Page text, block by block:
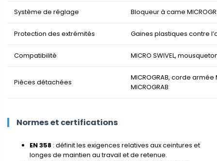
Système de réglage Bloqueur à came
Protection des extrémités Gaines plastiques contre
Compatibilité MICRO SWIVEL,
Pièces détachées
MICROGRAB, corde armée
MICROGRAB
Normes et certifications
EN 358 : définit les exigences relatives aux ceintures et
longes de maintien au travail et de retenue.